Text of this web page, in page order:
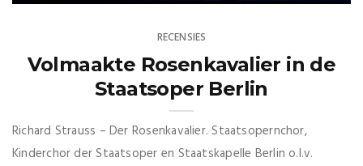
RECENSIES
Volmaakte Rosenkavalier in de
Staatsoper Berlin
Richard Strauss – Der Rosenkavalier. Staatsopernchor,
Kinderchor der Staatsoper en Staatskapelle Berlin o.l.v.